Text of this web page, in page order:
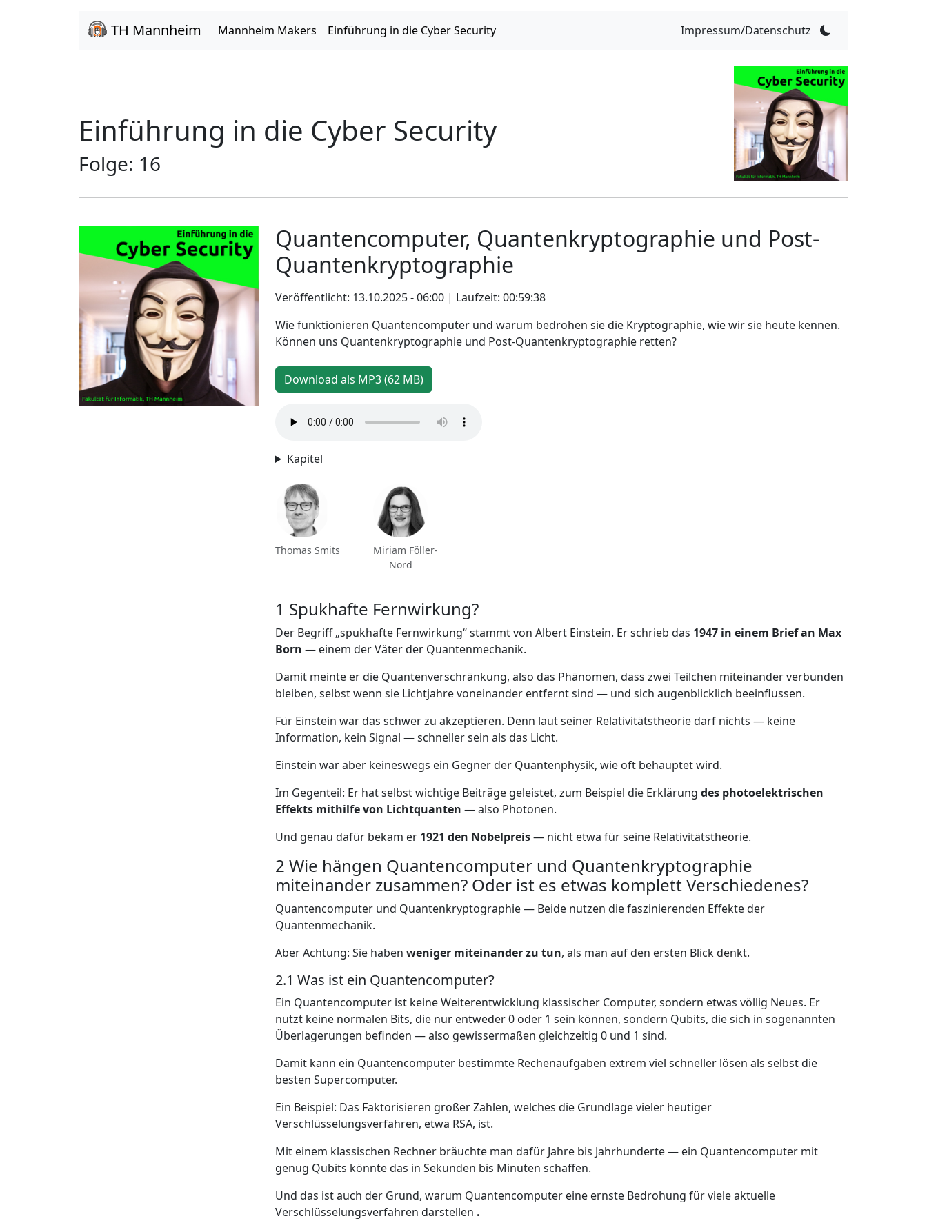
TH Mannheim Mannheim Makers Einführung in die Cyber Security Impressum/Datenschutz
Einführung in die Cyber Security
Folge: 16
Quantencomputer, Quantenkryptographie und Post-
Quantenkryptographie
Veröffentlicht: 13.10.2025 - 06:00 | Laufzeit: 00:59:38
Wie funktionieren Quantencomputer und warum bedrohen sie die Kryptographie, wie wir sie heute kennen.
Können uns Quantenkryptographie und Post-Quantenkryptographie retten?
Download als MP3 (62 MB)
Kapitel
Thomas Smits
Miriam Föller-
Nord
1 Spukhafte Fernwirkung?
Der Begriff „spukhafte Fernwirkung“ stammt von Albert Einstein. Er schrieb das 1947 in einem Brief an Max
Born — einem der Väter der Quantenmechanik.
Damit meinte er die Quantenverschränkung, also das Phänomen, dass zwei Teilchen miteinander verbunden
bleiben, selbst wenn sie Lichtjahre voneinander entfernt sind — und sich augenblicklich beeinflussen.
Für Einstein war das schwer zu akzeptieren. Denn laut seiner Relativitätstheorie darf nichts — keine
Information, kein Signal — schneller sein als das Licht.
Einstein war aber keineswegs ein Gegner der Quantenphysik, wie oft behauptet wird.
Im Gegenteil: Er hat selbst wichtige Beiträge geleistet, zum Beispiel die Erklärung des photoelektrischen
Effekts mithilfe von Lichtquanten — also Photonen.
Und genau dafür bekam er 1921 den Nobelpreis— nicht etwa für seine Relativitätstheorie.
2 Wie hängen Quantencomputer und Quantenkryptographie
miteinander zusammen? Oder ist es etwas komplett Verschiedenes?
Quantencomputer und Quantenkryptographie — Beide nutzen die faszinierenden Effekte der
Quantenmechanik.
Aber Achtung: Sie haben weniger miteinander zu tun, als man auf den ersten Blick denkt.
2.1 Was ist ein Quantencomputer?
Ein Quantencomputer ist keine Weiterentwicklung klassischer Computer, sondern etwas völlig Neues. Er
nutzt keine normalen Bits, die nur entweder 0 oder 1 sein können, sondern Qubits, die sich in sogenannten
Überlagerungen befinden — also gewissermaßen gleichzeitig 0 und 1 sind.
Damit kann ein Quantencomputer bestimmte Rechenaufgaben extrem viel schneller lösen als selbst die
besten Supercomputer.
Ein Beispiel: Das Faktorisieren großer Zahlen, welches die Grundlage vieler heutiger
Verschlüsselungsverfahren, etwa RSA, ist.
Mit einem klassischen Rechner bräuchte man dafür Jahre bis Jahrhunderte — ein Quantencomputer mit
genug Qubits könnte das in Sekunden bis Minuten schaffen.
Und das ist auch der Grund, warum Quantencomputer eine ernste Bedrohung für viele aktuelle
Verschlüsselungsverfahren darstellen .